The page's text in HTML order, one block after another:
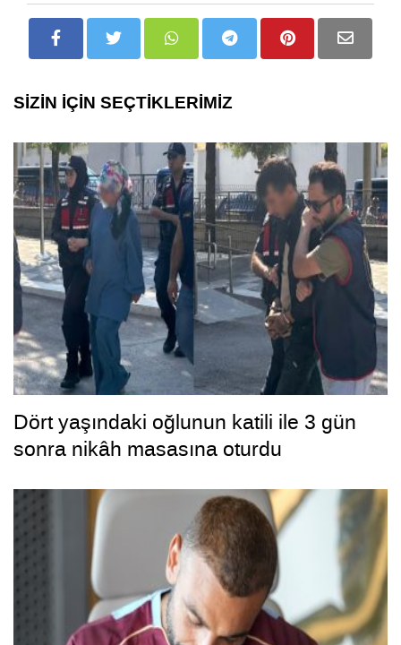
SİZİN İÇİN SEÇTİKLERİMİZ
Dört yaşındaki oğlunun katili ile 3 gün
sonra nikâh masasına oturdu